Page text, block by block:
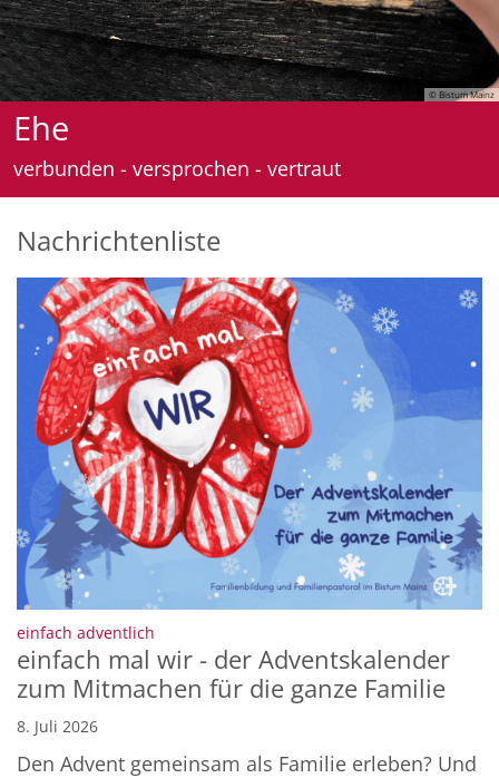
© Bistum Mainz
gespannt - gelassen - geborgen
Nachrichtenliste
einfach adventlich
einfach mal wir - der Adventskalender
zum Mitmachen für die ganze Familie
8. Juli 2026
Den Advent gemeinsam als Familie erleben? Und